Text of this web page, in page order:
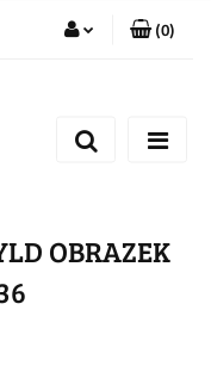
Zarejestruj się
(0)
OBRAZEK